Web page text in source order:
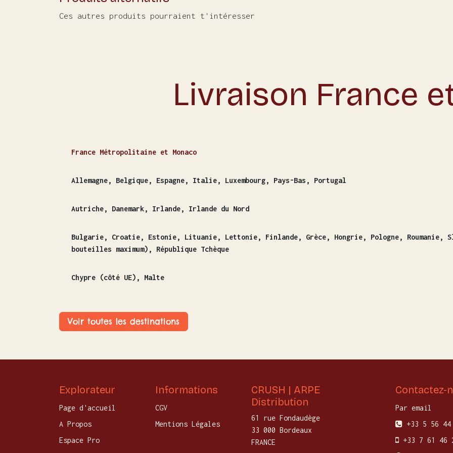
Ces autres produits pourraient t'intéresser
Livraison France
France Métropolitaine et Monaco
Allemagne, Belgique, Espagne, Italie, Luxembourg, Pays-Bas, Portugal
Autriche, Danemark, Irlande, Irlande du Nord
Bulgarie, Croatie, Estonie, Lituanie, Lettonie, Finlande, Grèce, Hongrie, Pologne, Roumanie,
bouteilles maximum), République Tchèque
Chypre (côté UE), Malte
Voir toutes les destinations
Explorateur
Page d'accueil
A Propos
Espace Pro
Informations
CGV
Mentions Légales
CRUSH | ARPE
Distribution
61 rue Fondaudège
33 000 Bordeaux
FRANCE
Contactez-
Par email
+33 5 56
+33 7 61 46